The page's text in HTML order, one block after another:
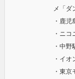
メ「ダ
・鹿児
・ニ
・中野
・イ
・東京